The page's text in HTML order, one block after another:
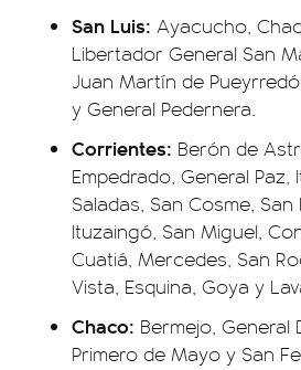
San Luis: Ayacucho,
Libertador General San
Juan Martín de
y General Pedernera.
Corrientes: Berón de
Empedrado, General
Saladas, San Cosme, San
Ituzaingó, San Miguel,
Cuatiá, Mercedes, San
Vista, Esquina, Goya y
Chaco: Bermejo, General
Primero de Mayo y San